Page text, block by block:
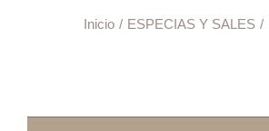
Inicio ESPECIAS Y SALES